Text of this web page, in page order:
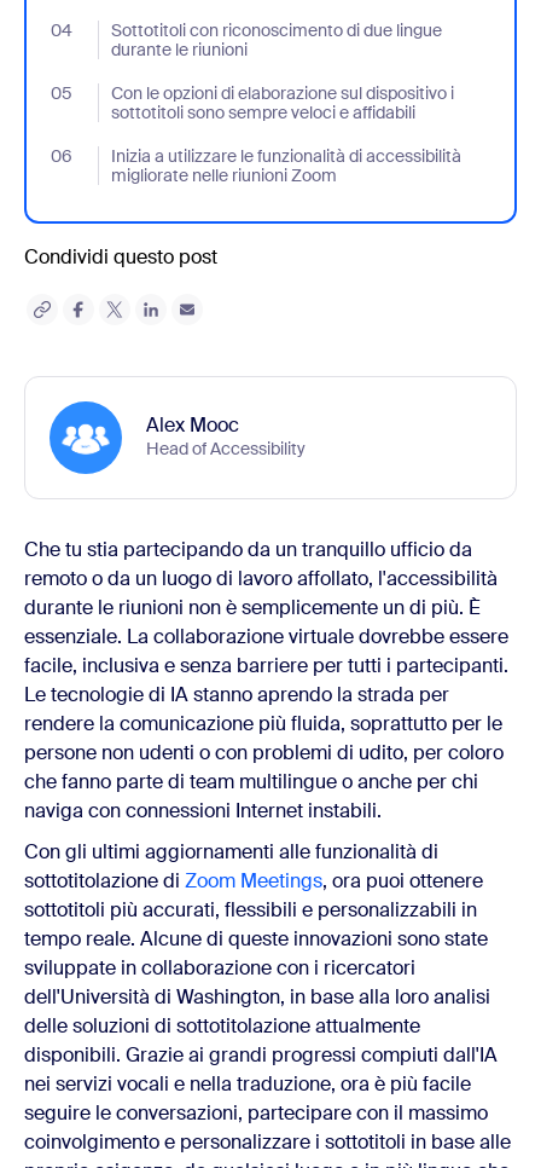
04
Sottotitoli con riconoscimento di due lingue
durante le riunioni
- Jumplink to Sottotitoli con riconoscimento di due lingue
05
Con le opzioni di elaborazione sul dispositivo i
sottotitoli sono sempre veloci e affidabili
- Jumplink to Con le opzioni di elaborazione sul dispositivo i
06
Inizia a utilizzare le funzionalità di accessibilità
migliorate nelle riunioni Zoom
- Jumplink to Inizia a utilizzare le funzionalità di accessibilità
Condividi questo post
Alex Mooc
Head of Accessibility
Che tu stia partecipando da un tranquillo ufficio da
remoto o da un luogo di lavoro affollato, l'accessibilità
durante le riunioni non è semplicemente un di più. È
essenziale. La collaborazione virtuale dovrebbe essere
facile, inclusiva e senza barriere per tutti i partecipanti.
Le tecnologie di IA stanno aprendo la strada per
rendere la comunicazione più fluida, soprattutto per le
persone non udenti o con problemi di udito, per coloro
che fanno parte di team multilingue o anche per chi
naviga con connessioni Internet instabili.
Con gli ultimi aggiornamenti alle funzionalità di
sottotitolazione di Zoom Meetings, ora puoi ottenere
sottotitoli più accurati, flessibili e personalizzabili in
tempo reale. Alcune di queste innovazioni sono state
sviluppate in collaborazione con i ricercatori
dell'Università di Washington, in base alla loro analisi
delle soluzioni di sottotitolazione attualmente
disponibili. Grazie ai grandi progressi compiuti dall'IA
nei servizi vocali e nella traduzione, ora è più facile
seguire le conversazioni, partecipare con il massimo
coinvolgimento e personalizzare i sottotitoli in base alle